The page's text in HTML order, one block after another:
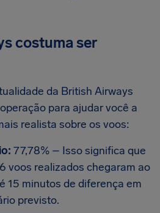
costuma ser
da British Airways
para ajudar você a
realista sobre os voos:
77,78% – Isso significa que
voos realizados chegaram ao
15 minutos de diferença em
previsto.